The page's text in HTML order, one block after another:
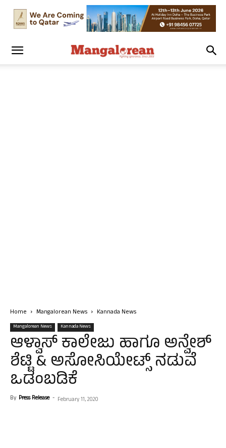
Home Mangalorean News Kannada News
Mangalorean News Kannada News
ಆಳ್ವಾಸ್ ಕಾಲೇಜು ಹಾಗೂ ಅನ್ವೇಶ್
ಶೆಟ್ಟಿ & ಅಸೋಸಿಯೇಟ್ಸ್ ನಡುವೆ
ಒಡಂಬಡಿಕೆ
By Press Release - February 11, 2020